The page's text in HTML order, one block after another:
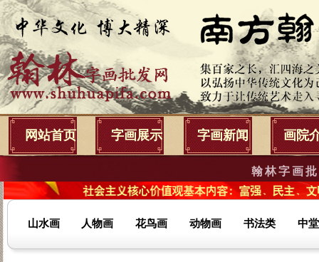
网站首页 字画展示 字画新闻 画院
翰林字画
山水画 人物画 花鸟画 动物画 书法类 中